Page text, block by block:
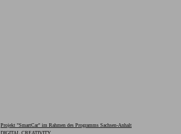
Projekt "SmartCar" im Rahmen des Programms Sachsen-Anhalt
DIGITAL CREATIVITY